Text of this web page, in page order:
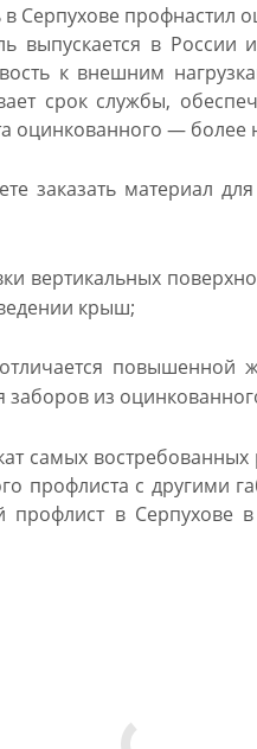
Серпухове профнастил
выпускается в России
к внешним
срок службы,
оцинкованного —
заказать материал
вертикальных
крыш;
повышенной
заборов из
самых
профлиста с другими
профлист в